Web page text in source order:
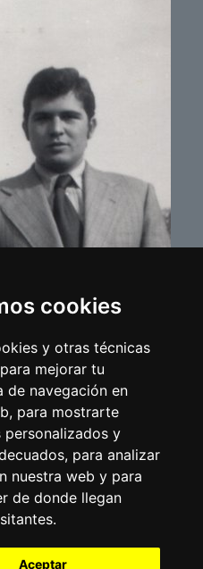
cookies
y otras técnicas
mejorar tu
de navegación en
para mostrarte
y
para analizar
nuestra web y para
de donde llegan
Aceptar